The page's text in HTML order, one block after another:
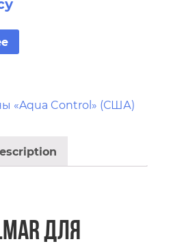
«Aqua Control» (США)
для